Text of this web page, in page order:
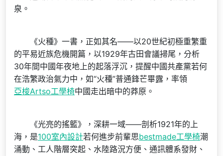
泉。
《火種》一書，正如其名——以20世紀初極重繁重
的平易近族危機開篇，以1929年古田會議掃尾，分析
30年間中國年夜地上的起落浮沉，提醒中國共產黨若何
在浩繁政治氣力中，如“火種”普通鋒芒畢露，率領
亞梭Artso工學椅中國走出暗中的莽原。
《光亮的搖籃》，深耕一域——剖析1921年的上
海，是100室內設計若何進步前輩思bestmade工學椅潮
涌動、工人階層突起、水陸路況方便、通訊體系發財、